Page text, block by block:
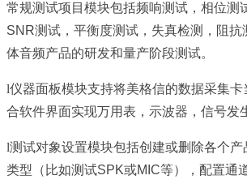
常规测试项目模块包括频响测试，相位测
SNR测试，平衡度测试，失真检测，阻抗
体音频产品的研发和量产阶段测试。
l仪器面板模块支持将美格信的数据采集
合软件界面实现万用表，示波器，信号发
l测试对象设置模块包括创建或删除各个
类型（比如测试SPK或MIC等），配置通